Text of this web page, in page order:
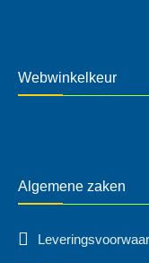
Webwinkelkeur
Algemene zaken